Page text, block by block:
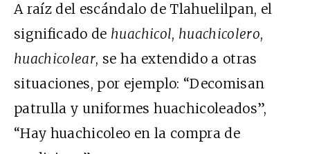
A raíz del escándalo de Tlahuelilpan, el
significado de huachicol, huachicolero,
huachicolear, se ha extendido a otras
situaciones, por ejemplo: “Decomisan
patrulla y uniformes huachicoleados”,
“Hay huachicoleo en la compra de